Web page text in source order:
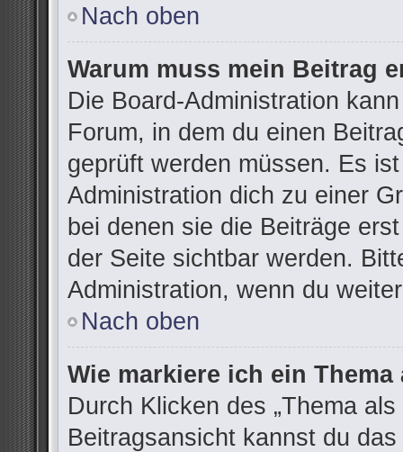
Nach oben
Warum muss mein Beitrag
Die Board-Administration
Forum, in dem du einen
geprüft werden müssen. Es
Administration dich zu einer
bei denen sie die Beiträge
der Seite sichtbar werden.
Administration, wenn du
Nach oben
Wie markiere ich ein Thema
Durch Klicken des „Thema
Beitragsansicht kannst du